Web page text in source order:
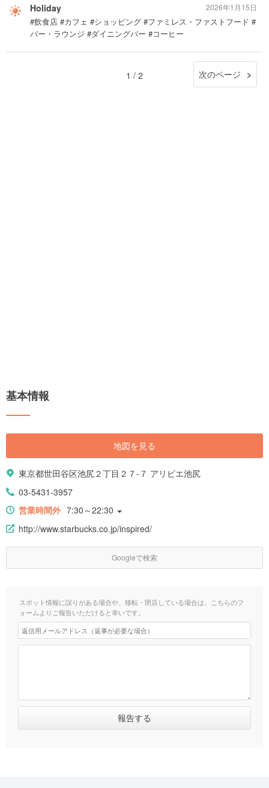
Holiday
#飲食店 #カフェ #ショッピング #ファミレス・ファストフード #
バー・ラウンジ #ダイニングバー #コーヒー
2026年1月15日
1 / 2 次のページ
基本情報
地図を見る
東京都世田谷区池尻２丁目２７-７ アリビエ池尻
03-5431-3957
営業時間外 7:30～22:30
http://www.starbucks.co.jp/inspired/
Googleで検索
スポット情報に誤りがある場合や、移転・閉店している場合は、こちらのフ
ォームよりご報告いただけると幸いです。